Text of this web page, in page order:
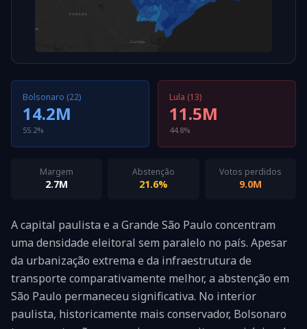
Bolsonaro (22)
14.2M
55.2%
Lula (13)
11.5M
44.8%
Margem
2.7M
Abstenção
21.6%
Votos perdidos
9.0M
A capital paulista e a Grande São Paulo concentram
uma densidade eleitoral sem paralelo no país. Apesar
da urbanização extrema e da infraestrutura de
transporte comparativamente melhor, a abstenção em
São Paulo permaneceu significativa. No interior
paulista, historicamente mais conservador, Bolsonaro